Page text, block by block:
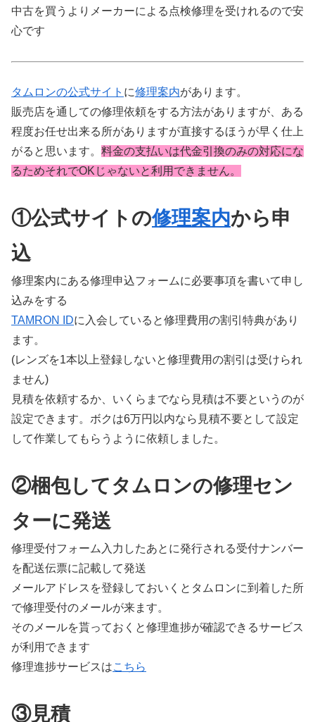
中古を買うよりメーカーによる点検修理を受けれるので安
心です
タムロンの公式サイト に修理案内があります。
販売店を通しての修理依頼をする方法がありますが、ある
程度お任せ出来る所がありますが直接するほうが早く仕上
がると思います。 料金の支払いは代金引換のみの対応にな
るためそれでOKじゃないと利用できません。
①公式サイトの修理案内から申
込
修理案内にある修理申込フォームに必要事項を書いて申し
込みをする
TAMRON IDに入会していると修理費用の割引特典があり
ます。
(レンズを1本以上登録しないと修理費用の割引は受けられ
ません)
見積を依頼するか、いくらまでなら見積は不要というのが
設定できます。ボクは6万円以内なら見積不要として設定
して作業してもらうように依頼しました。
②梱包してタムロンの修理セン
ターに発送
修理受付フォーム入力したあとに発行される受付ナンバー
を配送伝票に記載して発送
メールアドレスを登録しておいくとタムロンに到着した所
で修理受付のメールが来ます。
そのメールを貰っておくと修理進捗が確認できるサービス
が利用できます
修理進捗サービスはこちら
③見積